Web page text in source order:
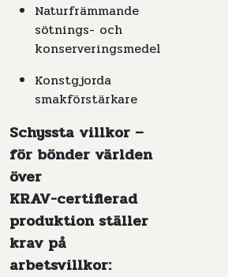
Naturfrämmande
sötnings- och
konserveringsmedel
Konstgjorda
smakförstärkare
Schyssta villkor –
för bönder världen
över
KRAV-certifierad
produktion ställer
krav på
arbetsvillkor: